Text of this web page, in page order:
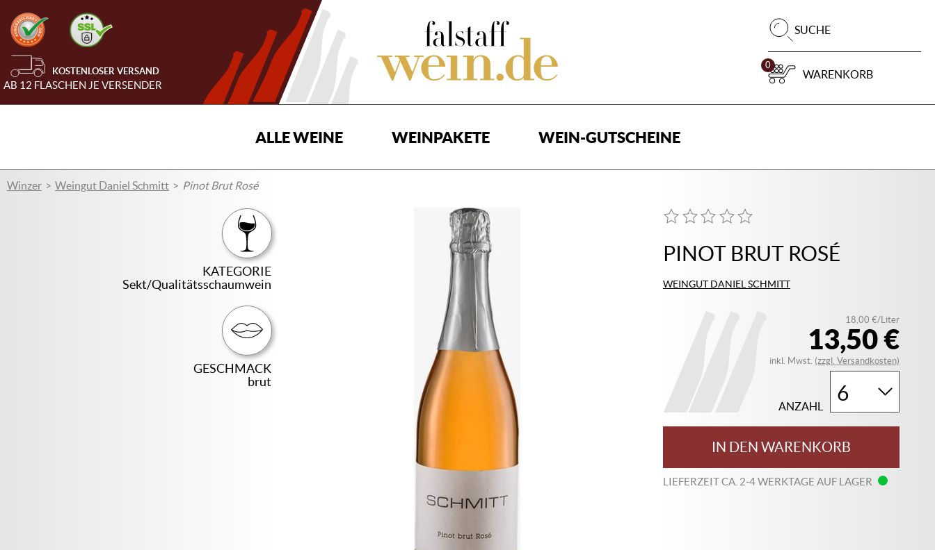
KOSTENLOSER VERSAND
AB 12 FLASCHEN JE VERSENDER
SUCHE
0
WARENKORB
ALLE WEINE WEINPAKETE WEIN-GUTSCHEINE
Winzer Weingut Daniel Schmitt Pinot Brut Rosé
KATEGORIE
Sekt/Qualitätsschaumwein
GESCHMACK
brut
PINOT BRUT ROSÉ
WEINGUT DANIEL SCHMITT
13,50 €
18,00 €/Liter
inkl. Mwst. (zzgl. Versandkosten)
ANZAHL
IN DEN WARENKORB
LIEFERZEIT CA. 2-4 WERKTAGE AUF LAGER